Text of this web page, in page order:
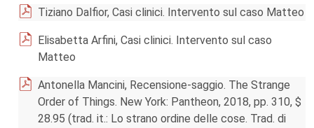
Tiziano Dalfior, Casi clinici. Intervento sul caso Matteo
Elisabetta Arfini, Casi clinici. Intervento sul caso
Matteo
Antonella Mancini, Recensione-saggio. The Strange
Order of Things. New York: Pantheon, 2018, pp. 310, $
28.95 (trad. it.: Lo strano ordine delle cose. Trad. di